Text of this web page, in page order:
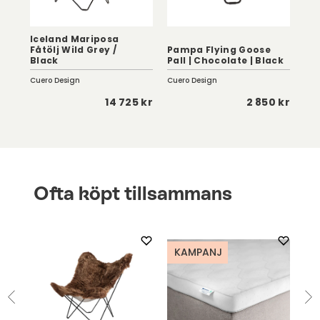
Iceland Mariposa
Fåtölj Wild Grey /
Black
Cuero Design
14 725 kr
Pampa Flying Goose
Pall | Chocolate | Black
Cuero Design
2 850 kr
Ofta köpt tillsammans
KAMPANJ